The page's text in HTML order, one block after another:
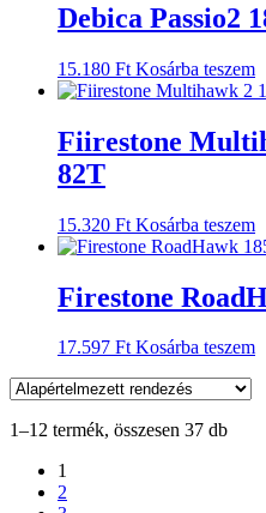
Debica Passio2
15.180 Ft Kosárba teszem
Fiirestone
82T
15.320 Ft Kosárba teszem
Firestone
17.597 Ft Kosárba teszem
1–12 termék, összesen 37 db
1
2